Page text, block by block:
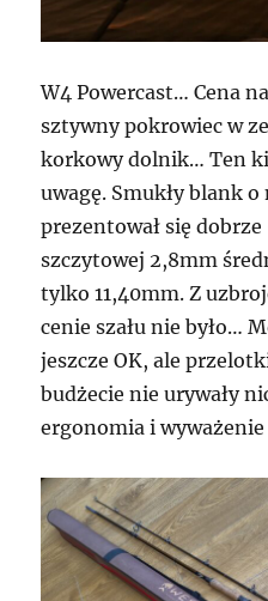
W4 Powercast… Cena
sztywny pokrowiec w
korkowy dolnik… Ten
uwagę. Smukły blank
prezentował się
szczytowej 2,8mm
tylko 11,40mm. Z
cenie szału nie było…
jeszcze OK, ale
budżecie nie urywały
ergonomia i wyważenie